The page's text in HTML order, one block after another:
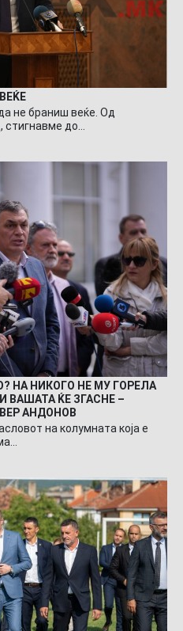
не браниш веќе. Од
стигнавме до…
НА НИКОГО НЕ МУ ГОРЕЛА
ВАШАТА ЌЕ ЗГАСНЕ –
АНДОНОВ
на колумната која е